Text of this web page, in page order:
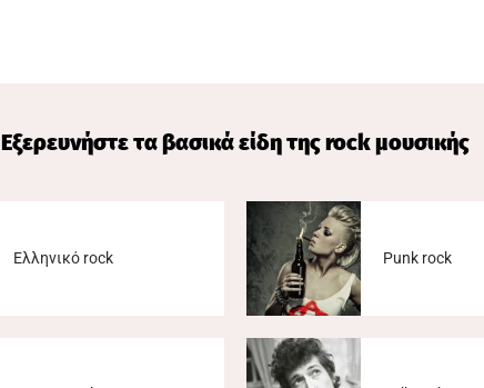
Εξερευνήστε τα βασικά είδη της rock μουσικής
Ελληνικό rock Punk rock